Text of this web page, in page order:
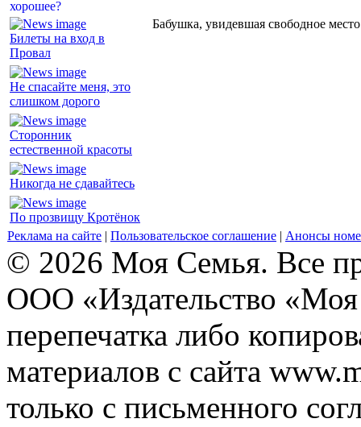
Билеты на вход в
Провал
Не спасайте меня, это
слишком дорого
Сторонник
естественной красоты
Никогда не сдавайтесь
По прозвищу Кротёнок
Бабушка, увидевшая свободное
Реклама на сайте | Пользовательское соглашение | Анонсы
© 2026 Моя Семья. Все
ООО «Издательство
перепечатка либо
материалов с сайта
только с письменного